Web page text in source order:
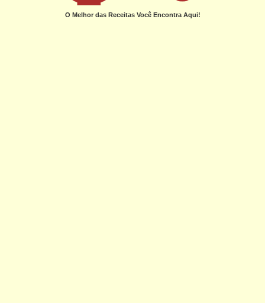
O Melhor das Receitas Você Encontra Aqui!